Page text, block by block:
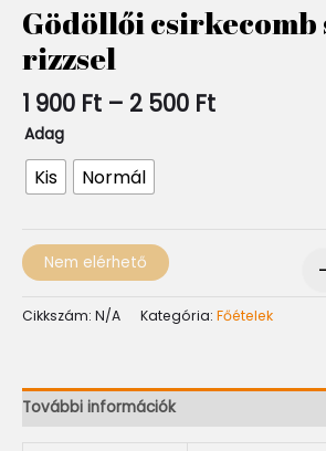
Gödöllői csirkecomb
rizzsel
1 900 Ft – 2 500 Ft
900 Ft
500 Ft
Adag
Kis Normál
Nem elérhető
Cikkszám: N/A Kategória: Főételek
További információk